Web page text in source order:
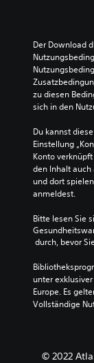
Der Download
zu diesen
sich in den
Du kannst
Einstellung
Konto
den Inhalt
und dort
anmeldest.
Bitte lesen Sie
durch, bevor
unter
Europe. Es
Vollständige
© 2022